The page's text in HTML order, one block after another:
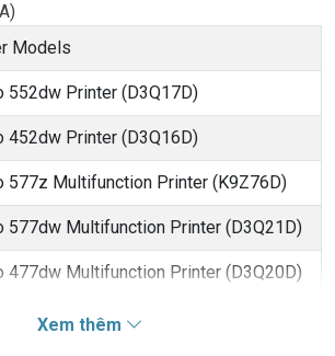
Models
552dw Printer (D3Q17D)
452dw Printer (D3Q16D)
577z Multifunction Printer (K9Z76D)
577dw Multifunction Printer (D3Q21D)
477dw Multifunction Printer (D3Q20D)
P57750dw Multifunction Printer
Xem thêm